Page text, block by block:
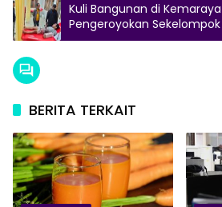
Kuli Bangunan di
Pengeroyokan
Gelar Pesta Miras
BERITA TERKAIT